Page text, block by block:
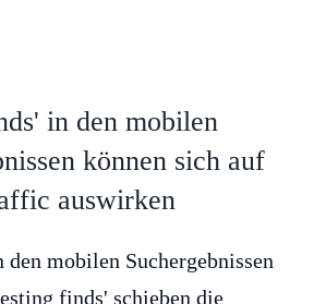
in den mobilen
können sich auf
auswirken
mobilen Suchergebnissen
finds' schieben die